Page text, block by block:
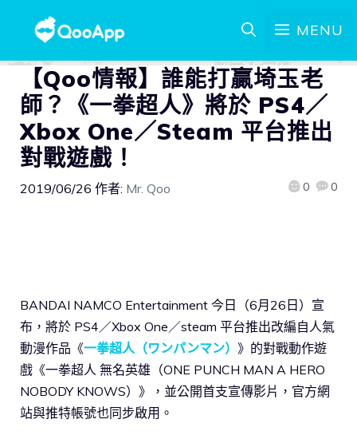
MENU
【Qoo情報】誰能打贏埼玉老
師？《一拳超人》將於 PS4／
Xbox One／Steam 平台推出
對戰遊戲！
2019/06/26 作者: Mr. Qoo 0 0
BANDAI NAMCO Entertainment 今日（6月26日）宣
布，將於 PS4／Xbox One／steam 平台推出改編自人氣
動漫作品《一拳超人（ワンパンマン） 》的對戰動作遊
戲《一拳超人 無名英雄（ONE PUNCH MAN A HERO
NOBODY KNOWS）》，並公開首支宣傳影片，官方網
站與推特帳號也同步啟用。